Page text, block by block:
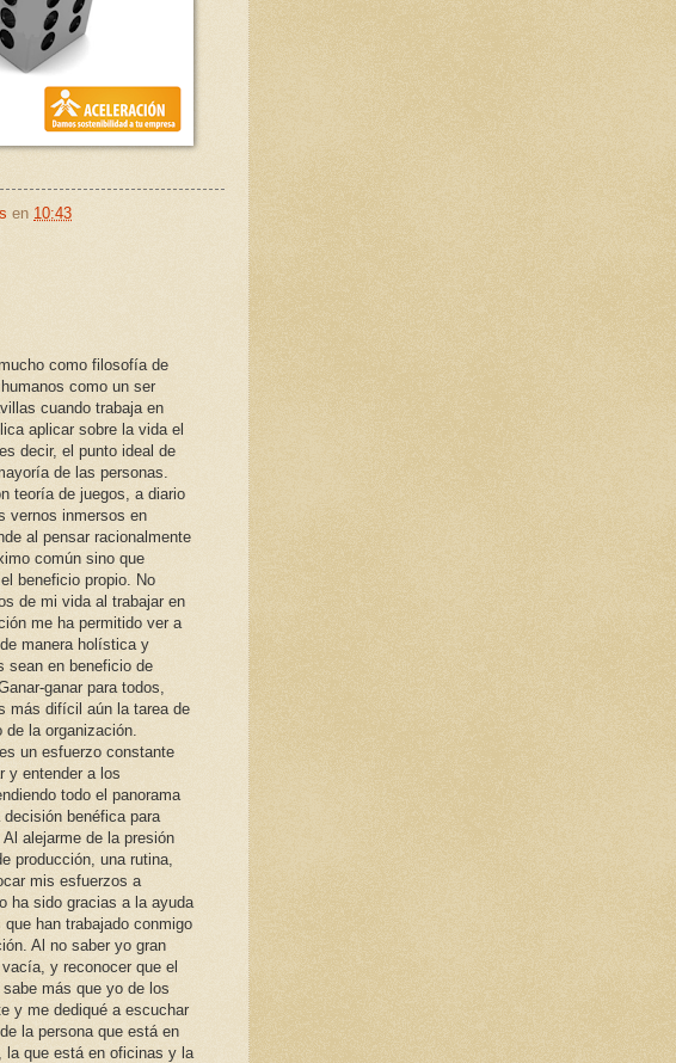
en 10:43
como filosofía de
como un ser
cuando trabaja en
aplicar sobre la vida el
decir, el punto ideal de
de las personas.
teoría de juegos, a diario
vernos inmersos en
al pensar racionalmente
común sino que
beneficio propio. No
de mi vida al trabajar en
me ha permitido ver a
manera holística y
sean en beneficio de
ganar para todos,
más difícil aún la tarea de
la organización.
un esfuerzo constante
y entender a los
todo el panorama
benéfica para
alejarme de la presión
producción, una rutina,
mis esfuerzos a
ha sido gracias a la ayuda
han trabajado conmigo
Al no saber yo gran
y reconocer que el
más que yo de los
y me dediqué a escuchar
la persona que está en
la que está en oficinas y la